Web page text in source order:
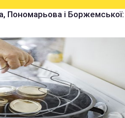
Пономарьова і Боржемської: